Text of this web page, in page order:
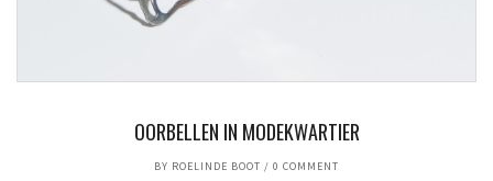
OORBELLEN IN MODEKWARTIER
BY ROELINDE BOOT / 0 COMMENT